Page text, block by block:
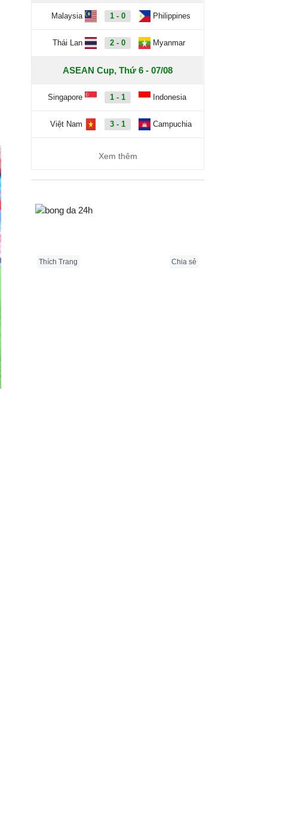
Malaysia 1 - 0 Philippines
Thái Lan 2 - 0 Myanmar
ASEAN Cup, Thứ 6 - 07/08
Singapore 1 - 1 Indonesia
Việt Nam 3 - 1 Campuchia
Xem thêm
Thích Trang Chia sẻ